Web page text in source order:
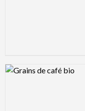
Logo Preview Image